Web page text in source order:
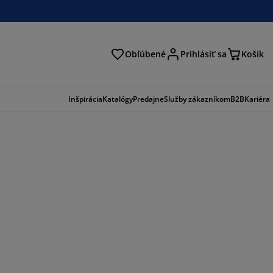
Obľúbené Prihlásiť sa Košík
InšpiráciaKatalógyPredajneSlužby zákazníkomB2BKariéra